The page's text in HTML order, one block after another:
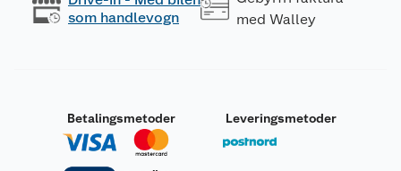
som handlevogn
med Walley
Betalingsmetoder Leveringsmetoder